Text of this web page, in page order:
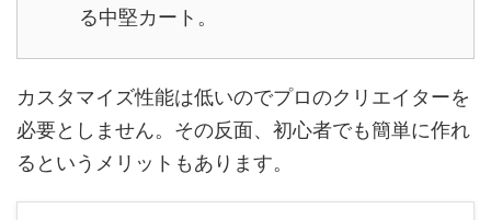
る中堅カート。
カスタマイズ性能は低いのでプロのクリエイターを
必要としません。その反面、初心者でも簡単に作れ
るというメリットもあります。